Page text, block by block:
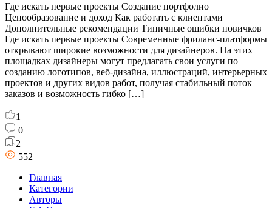
Где искать первые проекты Создание портфолио
Ценообразование и доход Как работать с клиентами
Дополнительные рекомендации Типичные ошибки новичков
Где искать первые проекты Современные фриланс-платформы
открывают широкие возможности для дизайнеров. На этих
площадках дизайнеры могут предлагать свои услуги по
созданию логотипов, веб-дизайна, иллюстраций, интерьерных
проектов и других видов работ, получая стабильный поток
заказов и возможность гибко […]
1
0
2
552
Главная
Категории
Авторы